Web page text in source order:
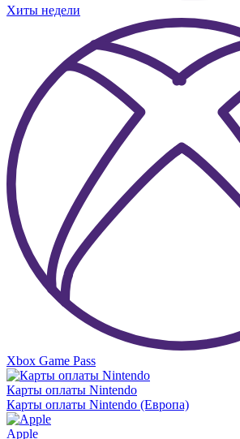
Хиты недели
Xbox Game Pass
Карты оплаты Nintendo
Карты оплаты Nintendo (Европа)
Apple